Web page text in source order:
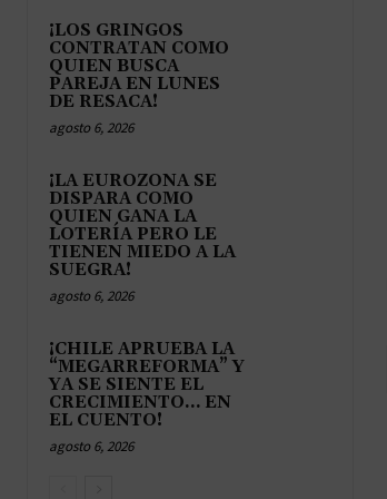
¡LOS GRINGOS
CONTRATAN COMO
QUIEN BUSCA
PAREJA EN LUNES
DE RESACA!
agosto 6, 2026
¡LA EUROZONA SE
DISPARA COMO
QUIEN GANA LA
LOTERÍA PERO LE
TIENEN MIEDO A LA
SUEGRA!
agosto 6, 2026
¡CHILE APRUEBA LA
“MEGARREFORMA” Y
YA SE SIENTE EL
CRECIMIENTO… EN
EL CUENTO!
agosto 6, 2026